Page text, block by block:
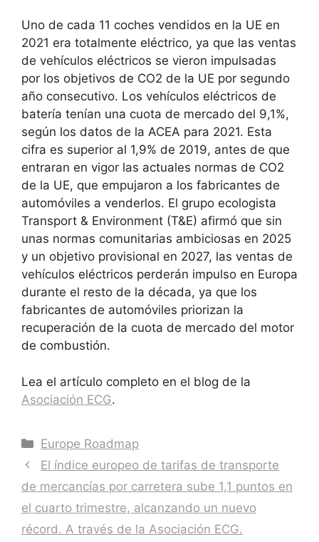
Uno de cada 11 coches vendidos en la UE en
2021 era totalmente eléctrico, ya que las ventas
de vehículos eléctricos se vieron impulsadas
por los objetivos de CO2 de la UE por segundo
año consecutivo. Los vehículos eléctricos de
batería tenían una cuota de mercado del 9,1%,
según los datos de la ACEA para 2021. Esta
cifra es superior al 1,9% de 2019, antes de que
entraran en vigor las actuales normas de CO2
de la UE, que empujaron a los fabricantes de
automóviles a venderlos. El grupo ecologista
Transport & Environment (T&E) afirmó que sin
unas normas comunitarias ambiciosas en 2025
y un objetivo provisional en 2027, las ventas de
vehículos eléctricos perderán impulso en Europa
durante el resto de la década, ya que los
fabricantes de automóviles priorizan la
recuperación de la cuota de mercado del motor
de combustión.
Lea el artículo completo en el blog de la
Asociación ECG.
Europe Roadmap
El índice europeo de tarifas de transporte
de mercancías por carretera sube 1,1 puntos en
el cuarto trimestre, alcanzando un nuevo
récord. A través de la Asociación ECG.